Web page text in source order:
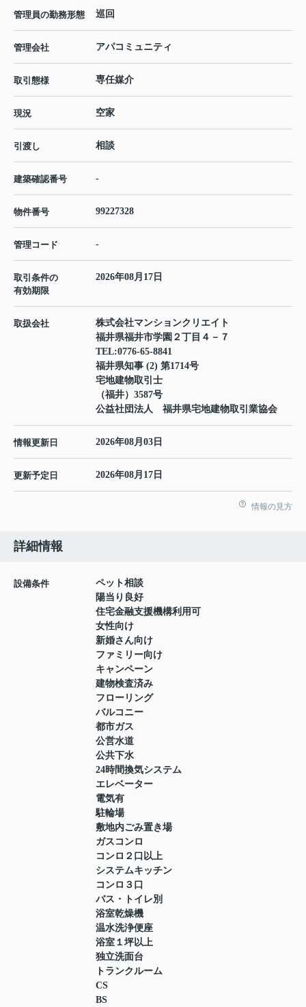
管理員の勤務形態 巡回
管理会社 アパコミュニティ
取引態様 専任媒介
現況 空家
引渡し 相談
建築確認番号 -
物件番号 99227328
管理コード -
取引条件の
有効期限
2026年08月17日
取扱会社
株式会社マンションクリエイト
福井県福井市学園２丁目４－７
TEL:0776-65-8841
福井県知事 (2) 第1714号
宅地建物取引士
（福井）3587号
公益社団法人 福井県宅地建物取引業協会
情報更新日 2026年08月03日
更新予定日 2026年08月17日
情報の見方
詳細情報
設備条件
ペット相談
陽当り良好
住宅金融支援機構利用可
女性向け
新婚さん向け
ファミリー向け
キャンペーン
建物検査済み
フローリング
バルコニー
都市ガス
公営水道
公共下水
24時間換気システム
エレベーター
電気有
駐輪場
敷地内ごみ置き場
ガスコンロ
コンロ２口以上
システムキッチン
コンロ３口
バス・トイレ別
浴室乾燥機
温水洗浄便座
浴室１坪以上
独立洗面台
トランクルーム
CS
BS